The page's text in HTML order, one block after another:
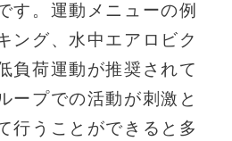
す。運動メニューの例
ング、水中エアロビク
負荷運動が推奨されて
ープでの活動が刺激と
行うことができると多